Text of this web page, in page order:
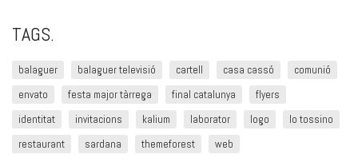
TAGS.
balaguer balaguer televisió cartell casa cassó
comunió
envato
festa major tàrrega final catalunya
flyers
identitat
invitacions kalium laborator logo
lo tossino
restaurant
sardana themeforest web